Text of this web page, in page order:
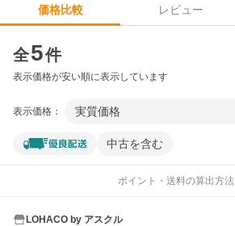
価格比較 レビュー
全5件
表示価格が安い順に表示しています
表示価格： 実質価格
中古を含む
ポイント・送料の算出方法
LOHACO by アスクル